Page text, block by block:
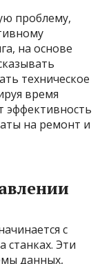
проблему,
на основе
техническое
время
эффективность
на ремонт и
с
станках. Эти
данных,